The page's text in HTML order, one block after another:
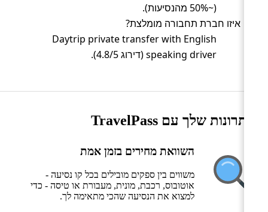
(~50% מהנסיעות).
איזו חברת תחבורה מומלצת?
Daytrip private transfer with English
speaking driver (דירוג 4.8/5).
היתרונות שלך עם TravelPass
השוואת מחירים בזמן אמת
משווים בין ספקים מובילים בכל קו נסיעה -
אוטובוס, רכבת, מונית, מעבורת או טיסה - כדי
למצוא את הנסיעה שהכי מתאימה לך.